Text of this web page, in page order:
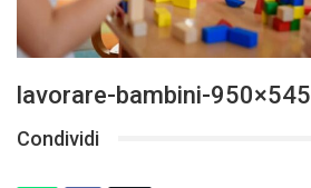
lavorare-bambini-950×545
Condividi